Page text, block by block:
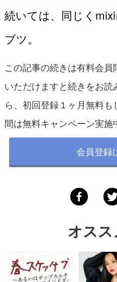
続いては、同じく
ブツ。
この記事の続きは有料会
いただけますと続きをお
ら、初回登録１ヶ月無料
間は無料キャンペーン実施
会員登録
オス